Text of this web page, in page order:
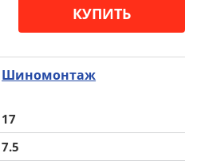
КУПИТЬ
Шиномонтаж
17
7.5